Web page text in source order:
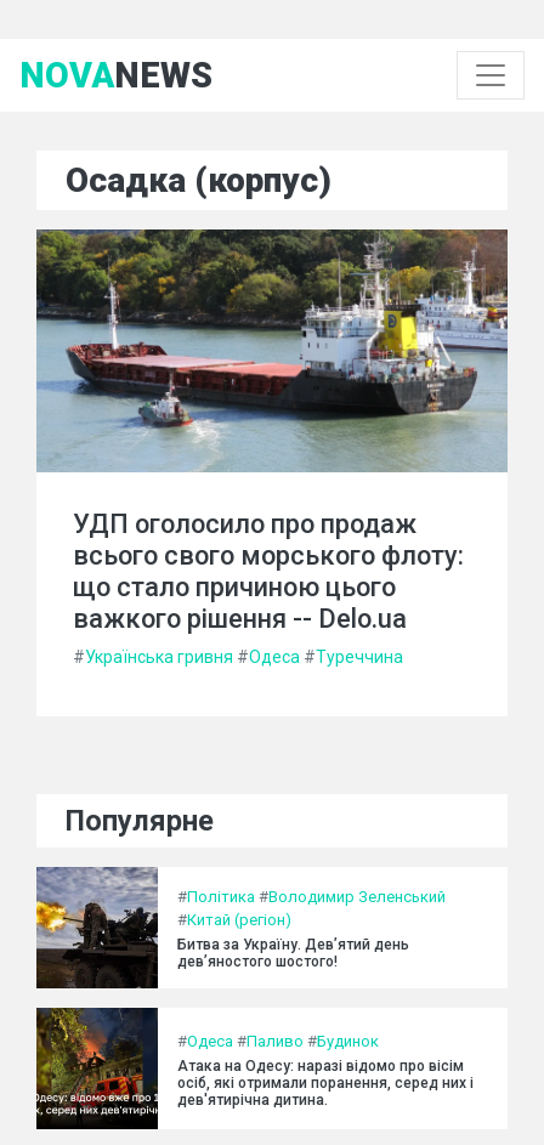
NOVANEWS
Осадка (корпус)
УДП оголосило про продаж
всього свого морського флоту:
що стало причиною цього
важкого рішення -- Delo.ua
#Українська гривня #Одеса #Туреччина
Популярне
#Політика #Володимир Зеленський
#Китай (регіон)
Битва за Україну. Дев’ятий день
дев’яностого шостого!
#Одеса #Паливо #Будинок
Атака на Одесу: наразі відомо про вісім
осіб, які отримали поранення, серед них і
дев'ятирічна дитина.